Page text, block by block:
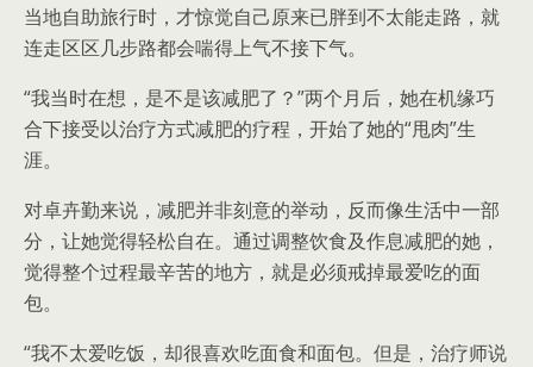
当地自助旅行时，才惊觉自己原来已胖到不太能走路，就
连走区区几步路都会喘得上气不接下气。
“我当时在想，是不是该减肥了？”两个月后，她在机缘巧
合下接受以治疗方式减肥的疗程，开始了她的“甩肉”生
涯。
对卓卉勤来说，减肥并非刻意的举动，反而像生活中一部
分，让她觉得轻松自在。通过调整饮食及作息减肥的她，
觉得整个过程最辛苦的地方，就是必须戒掉最爱吃的面
包。
“我不太爱吃饭，却很喜欢吃面食和面包。但是，治疗师说